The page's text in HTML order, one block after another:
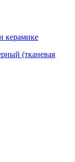
керамике
(тканевая